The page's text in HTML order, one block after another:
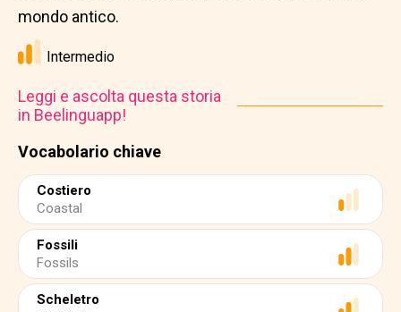
Vocabolario chiave
Costiero
Coastal
Fossili
Fossils
Scheletro
mondo antico.
Intermedio
Leggi e ascolta questa storia
in Beelinguapp!